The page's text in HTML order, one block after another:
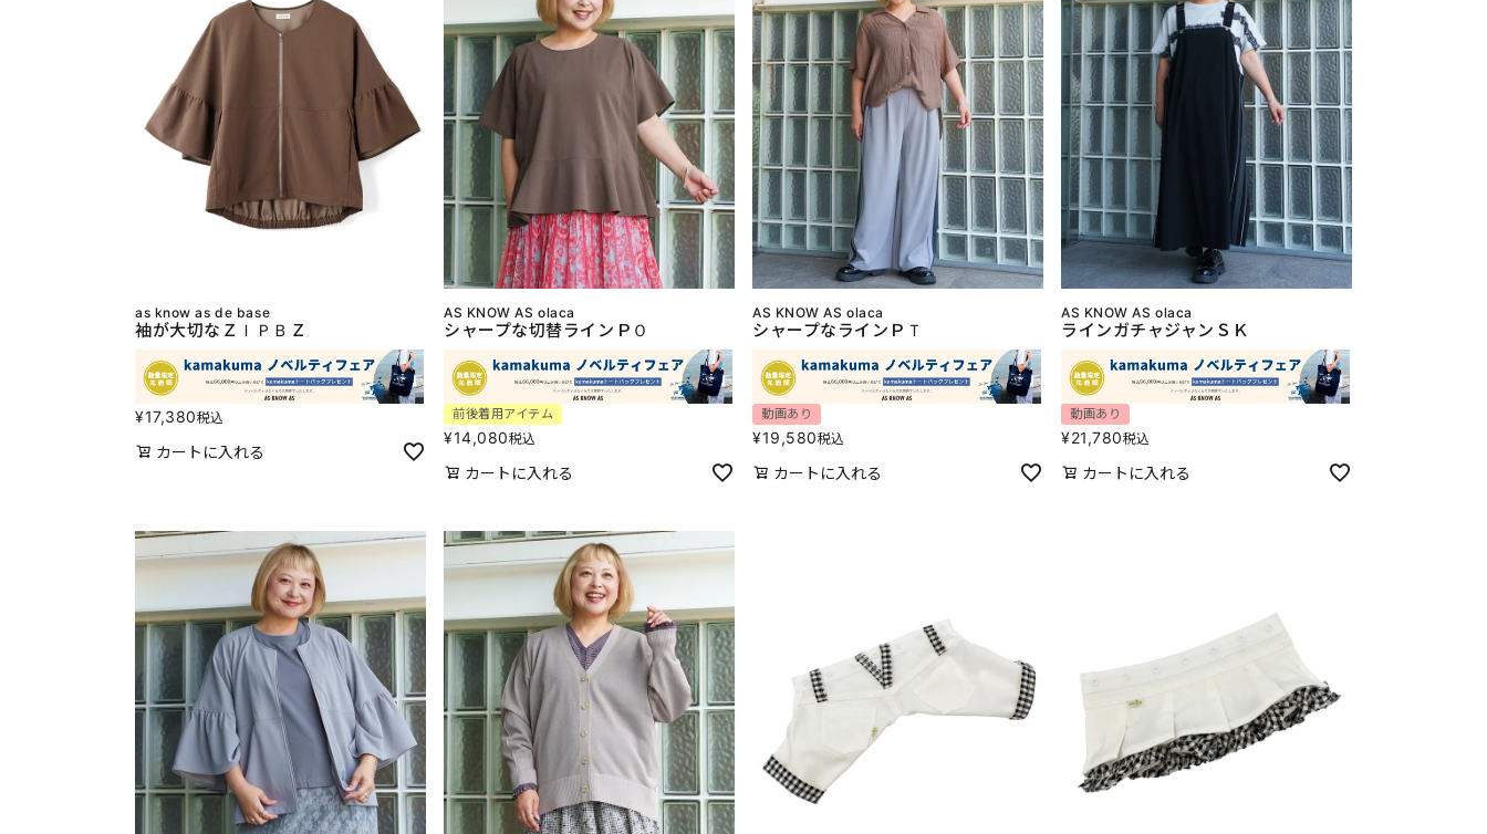
as know as de base
袖が大切なＺＩＰＢＺ
¥17,380税込
カートに入れる
AS KNOW AS olaca
シャープな切替ラインＰＯ
前後着用アイテム
¥14,080税込
カートに入れる
AS KNOW AS olaca
シャープなラインＰＴ
動画あり
¥19,580税込
カートに入れる
AS KNOW AS olaca
ラインガチャジャンＳＫ
動画あり
¥21,780税込
カートに入れる